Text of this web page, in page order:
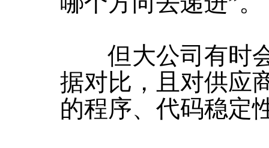
但大公司有时会
据对比，且对供应
的程序、代码稳定